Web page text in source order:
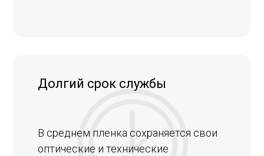
Долгий срок службы
В среднем пленка сохраняется свои
оптические и технические